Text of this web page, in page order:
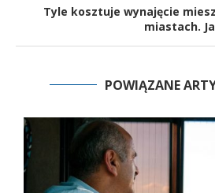
Tyle kosztuje wynajęcie
miastach.
POWIĄZANE